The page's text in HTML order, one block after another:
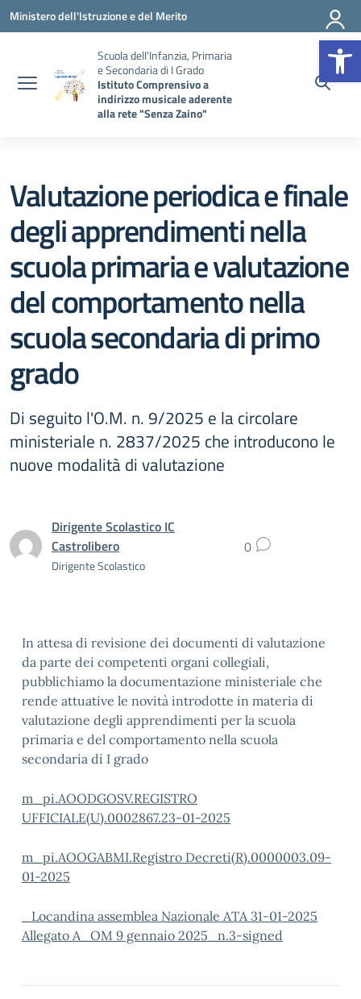
Vai ai contenuti
Vai al menu di navigazione
Vai al footer
Ministero dell'Istruzione e del Merito
Scuola dell'Infanzia, Primaria
e Secondaria di I Grado
Istituto Comprensivo a
indirizzo musicale aderente
alla rete "Senza Zaino"
Valutazione periodica e finale
degli apprendimenti nella
scuola primaria e valutazione
del comportamento nella
scuola secondaria di primo
grado
Di seguito l'O.M. n. 9/2025 e la circolare
ministeriale n. 2837/2025 che introducono le
nuove modalità di valutazione
Dirigente Scolastico IC
Castrolibero
Dirigente Scolastico
0
In attesa di revisione dei documenti di valutazione
da parte dei competenti organi collegiali,
pubblichiamo la documentazione ministeriale che
rende attuative le novità introdotte in materia di
valutazione degli apprendimenti per la scuola
primaria e del comportamento nella scuola
secondaria di I grado
m_pi.AOODGOSV.REGISTRO
UFFICIALE(U).0002867.23-01-2025
m_pi.AOOGABMI.Registro Decreti(R).0000003.09-
01-2025
_Locandina assemblea Nazionale ATA 31-01-2025
Allegato A_OM 9 gennaio 2025_n.3-signed